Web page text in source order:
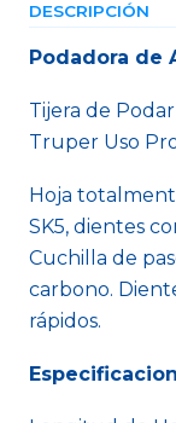
DESCRIPCIÓN
Podadora de
Tijera de
Truper Uso
Hoja
SK5, dientes
Cuchilla de
carbono.
rápidos.